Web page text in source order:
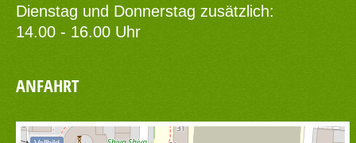
Dienstag und Donnerstag zusätzlich:
14.00 - 16.00 Uhr
ANFAHRT